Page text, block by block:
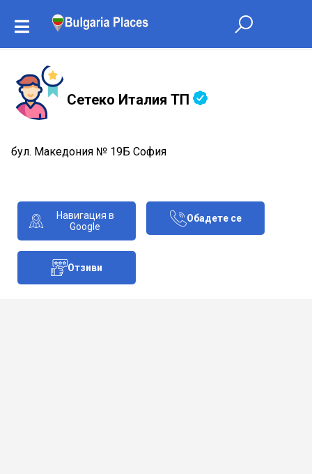
Сетеко Италия ТП
бул. Македония № 19Б София
Навигация в
Google
Обадете се
Отзиви